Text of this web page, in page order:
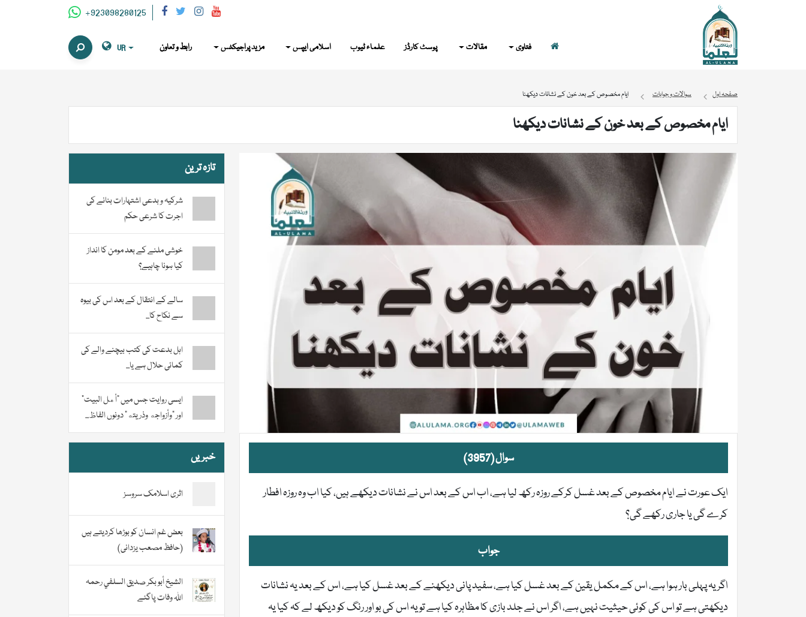
+923098280125
فتاوی مقالات پوسٹ کارڈز علماء ٹیوب اسلامی ایپس مزید پراجیکٹس رابط و تعاون UR
صفحہ اول سوالات و جوابات ایام مخصوص کے بعد خون کے نشانات دیکھنا
ایام مخصوص کے بعد خون کے نشانات دیکھنا
سوال (3957)
ایک عورت نے ایام مخصوص کے بعد غسل کرکے روزہ رکھ لیا ہے، اب اس کے بعد اس نے نشانات دیکھے ہیں، کیا اب وہ روزہ افطار
کرے گی یا جاری رکھے گی؟
جواب
اگر یہ پہلی بار ہوا ہے، اس کے مکمل یقین کے بعد غسل کیا ہے، سفید پانی دیکھنے کے بعد غسل کیا ہے، اس کے بعد یہ نشانات
دیکھتی ہے تو اس کی کوئی حیثیت نہیں ہے، اگر اس نے جلد بازی کا مظاہرہ کیا ہے تو یہ اس کی بو اور رنگ کو دیکھ لے کہ کیا یہ
تازہ ترین
شرکیہ و بدعی اشتہارات بنانے کی
اجرت کا شرعی حکم
خوشی ملنے کے بعد مومن کا انداز
کیا ہونا چاہیے؟
سالے کے انتقال کے بعد اس کی بیوہ
سے نکاح کا...
اہل بدعت کی کتب بیچنے والے کی
کمائی حلال ہے یا...
ایسی روایت جس میں “أهل البيت”
اور “وأزواجه وذريته” دونوں الفاظ...
خبریں
اثری اسلامک سروسز
بعض غم انسان کو بوڑھا کردیتے ہیں
(حافظ مصعب یزدانی)
الشيخ أبو بكر صديق السلفي رحمہ
اللہ وفات پاگئے